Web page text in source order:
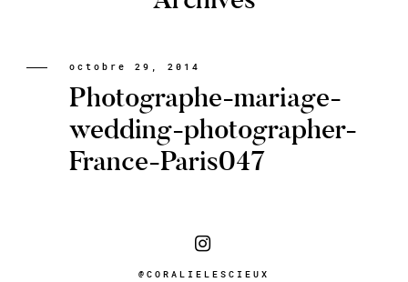
Portfolio
A PROPOS CORALIE
octobre 29, 2014
Photographe-mariage-
wedding-photographer-
France-Paris047
@CORALIELESCIEUX